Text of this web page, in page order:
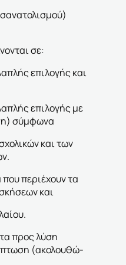
σε:
επιλογής και
επιλογής με
σύμφωνα
και των
περιέχουν τα
και
προς λύση
(ακολουθώ-